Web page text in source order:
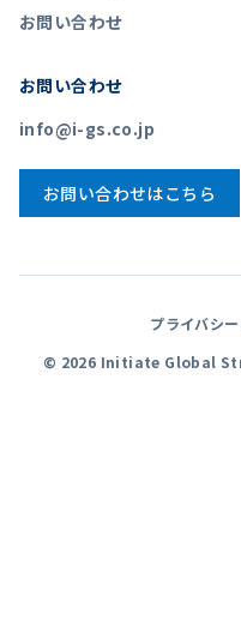
お問い合わせ
お問い合わせ
info@i-gs.co.jp
お問い合わせはこちら
プライバシ
© 2026 Initiate Global